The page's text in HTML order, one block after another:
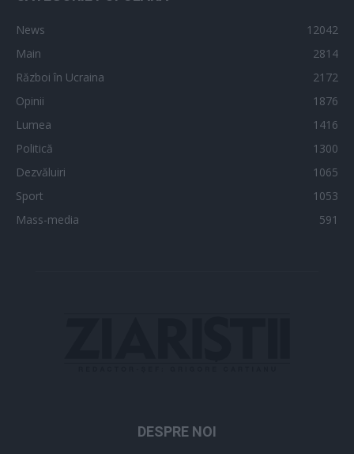
News
12042
Main
2814
Război în Ucraina
2172
Opinii
1876
Lumea
1416
Politică
1300
Dezvăluiri
1065
Sport
1053
Mass-media
591
DESPRE NOI